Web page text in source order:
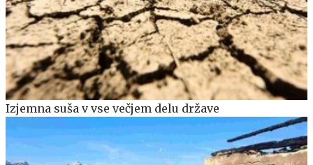
Izjemna suša v vse večjem delu države